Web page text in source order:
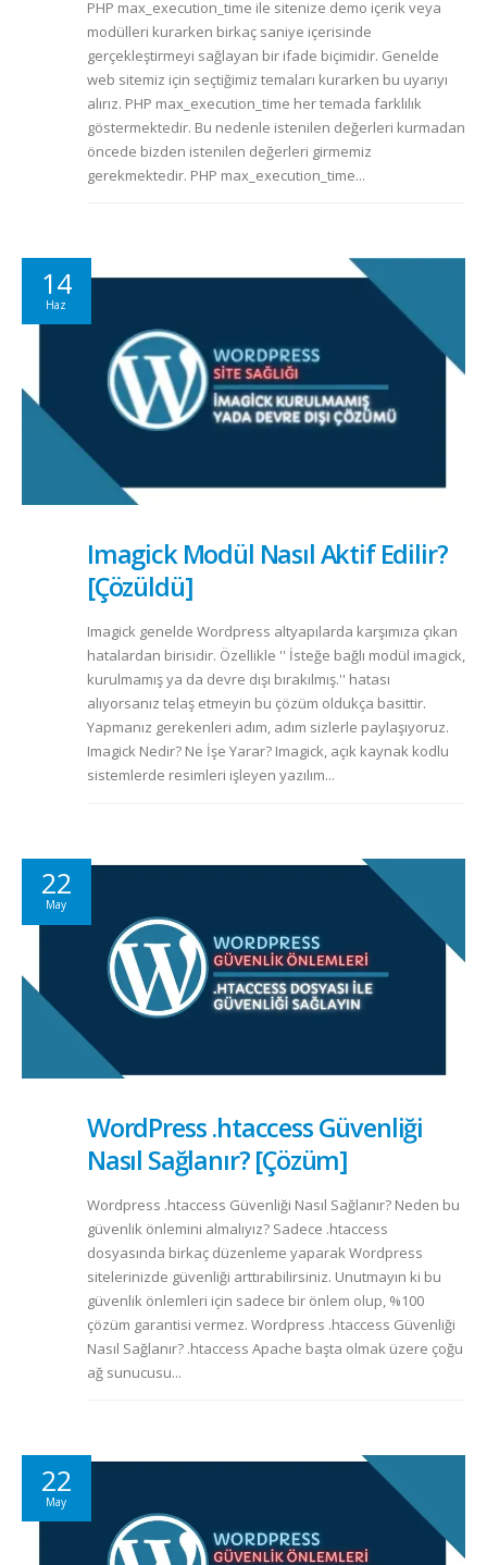
PHP max_execution_time ile sitenize demo içerik veya
modülleri kurarken birkaç saniye içerisinde
gerçekleştirmeyi sağlayan bir ifade biçimidir. Genelde
web sitemiz için seçtiğimiz temaları kurarken bu uyarıyı
alırız. PHP max_execution_time her temada farklılık
göstermektedir. Bu nedenle istenilen değerleri kurmadan
öncede bizden istenilen değerleri girmemiz
gerekmektedir. PHP max_execution_time...
14
Haz
Imagick Modül Nasıl Aktif Edilir?
[Çözüldü]
Imagick genelde Wordpress altyapılarda karşımıza çıkan
hatalardan birisidir. Özellikle '' İsteğe bağlı modül imagick,
kurulmamış ya da devre dışı bırakılmış.'' hatası
alıyorsanız telaş etmeyin bu çözüm oldukça basittir.
Yapmanız gerekenleri adım, adım sizlerle paylaşıyoruz.
Imagick Nedir? Ne İşe Yarar? Imagick, açık kaynak kodlu
sistemlerde resimleri işleyen yazılım...
22
May
WordPress .htaccess Güvenliği
Nasıl Sağlanır? [Çözüm]
Wordpress .htaccess Güvenliği Nasıl Sağlanır? Neden bu
güvenlik önlemini almalıyız? Sadece .htaccess
dosyasında birkaç düzenleme yaparak Wordpress
sitelerinizde güvenliği arttırabilirsiniz. Unutmayın ki bu
güvenlik önlemleri için sadece bir önlem olup, %100
çözüm garantisi vermez. Wordpress .htaccess Güvenliği
Nasıl Sağlanır? .htaccess Apache başta olmak üzere çoğu
ağ sunucusu...
22
May